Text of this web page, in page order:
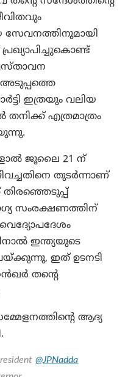
സേവനത്തിനുമായി
ഇത്രയും വലിയ
തനിക്ക് എത്രമാത്രം
ജൂലൈ 21 ന്
തുടർന്നാണ്
തിരഞ്ഞെടുപ്പ്
സംരക്ഷണത്തിന്
ഇന്ത്യയുടെ
ഇത് ഉടനടി
തന്റെ
ആദ്യ
@JPNadda